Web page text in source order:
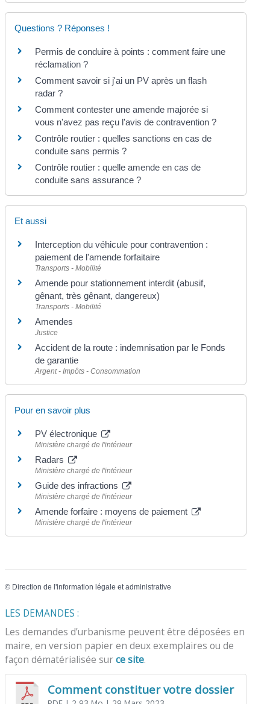
Questions ? Réponses !
Permis de conduire à points : comment faire une
réclamation ?
Comment savoir si j'ai un PV après un flash
radar ?
Comment contester une amende majorée si
vous n'avez pas reçu l'avis de contravention ?
Contrôle routier : quelles sanctions en cas de
conduite sans permis ?
Contrôle routier : quelle amende en cas de
conduite sans assurance ?
Et aussi
Interception du véhicule pour contravention :
paiement de l'amende forfaitaire
Transports - Mobilité
Amende pour stationnement interdit (abusif,
gênant, très gênant, dangereux)
Transports - Mobilité
Amendes
Justice
Accident de la route : indemnisation par le Fonds
de garantie
Argent - Impôts - Consommation
Pour en savoir plus
PV électronique
Ministère chargé de l'intérieur
Radars
Ministère chargé de l'intérieur
Guide des infractions
Ministère chargé de l'intérieur
Amende forfaire : moyens de paiement
Ministère chargé de l'intérieur
© Direction de l'information légale et administrative
LES DEMANDES :
Les demandes d’urbanisme peuvent être déposées en
maire, en version papier en deux exemplaires ou de
façon dématérialisée surce site.
Comment constituer votre dossier